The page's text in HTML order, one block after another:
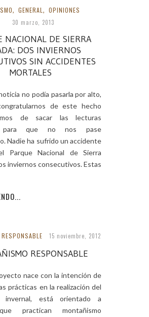
, GENERAL , OPINIONES
30 marzo, 2013
NACIONAL DE SIERRA
DOS INVIERNOS
SIN ACCIDENTES
MORTALES
no podía pasarla por alto,
de este hecho
de sacar las lecturas
para que no nos pase
Nadie ha sufrido un accidente
Parque Nacional de Sierra
inviernos consecutivos. Estas
van
15 noviembre, 2012
RESPONSABLE
nace con la intención de
prácticas en la realización del
invernal, está orientado a
practican montañismo